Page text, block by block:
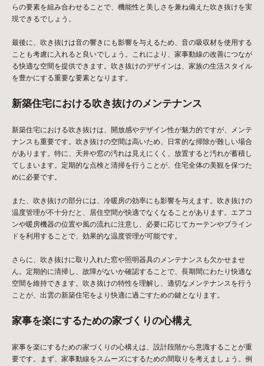
らの要素を組み合わせることで、機能性と美しさを兼ね備えた吹き抜けを実
現できるでしょう。
最後に、吹き抜けは音の響きにも影響を与えるため、音の吸収材を使用する
ことも考慮に入れると良いでしょう。これにより、家事動線の改善につなが
る快適な空間を提供できます。吹き抜けのデザインは、家族の生活スタイル
を豊かにする重要な要素となります。
新築住宅における吹き抜けのメンテナンス
新築住宅における吹き抜けは、開放感やデザイン性が魅力的ですが、メンテ
ナンスも重要です。吹き抜けの空間は高いため、日常的な掃除が難しい場合
があります。特に、天井や窓の汚れは見えにくく、放置すると汚れが蓄積し
てしまいます。定期的な点検と清掃を行うことが、住宅全体の美観を保つた
めに必要です。
また、吹き抜けの部分には、冷暖房の効率にも影響を与えます。吹き抜けの
温度管理が不十分だと、居住空間が快適でなくなることがあります。エアコ
ンや暖房機器の位置や風の流れに注意し、必要に応じてカーテンやブライン
ドを利用することで、効果的な温度管理が可能です。
さらに、吹き抜けに取り入れた窓や照明器具のメンテナンスも欠かせませ
ん。定期的に清掃し、故障がないか確認することで、長期間にわたり快適な
空間を維持できます。吹き抜けの特性を理解し、適切なメンテナンスを行う
ことが、出雲の新築住宅をより快適に過ごすための鍵となります。
家事を楽にするための家づくりの心構え
家事を楽にするための家づくりの心構えは、設計段階から意識することが重
要です。まず、家事動線をスムーズにするための間取りを考えましょう。例